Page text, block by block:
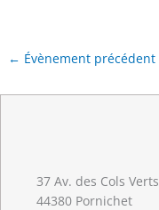
← Évènement précédent
37 Av. des Cols Verts
44380 Pornichet